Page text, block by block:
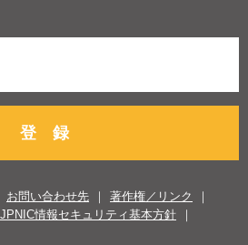
登 録
お問い合わせ先
著作権／リンク
JPNIC情報セキュリティ基本方針